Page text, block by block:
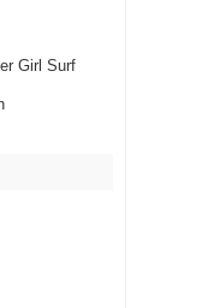
Girl Surf